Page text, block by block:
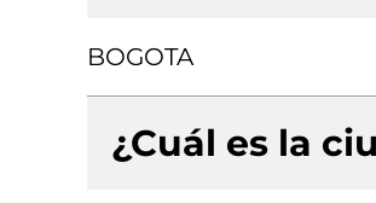
BOGOTA
¿Cuál es la